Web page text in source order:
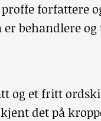
forfattere
behandlere og
og et fritt
det på